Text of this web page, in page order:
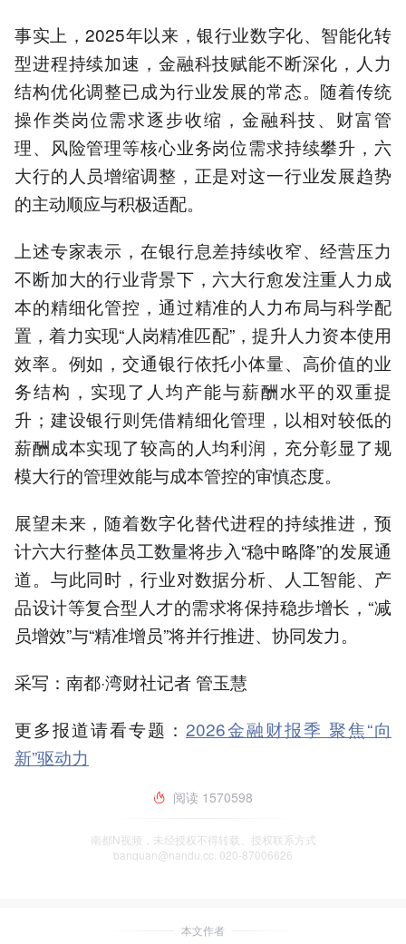
事实上，2025年以来，银行业数字化、智能化转
型进程持续加速，金融科技赋能不断深化，人力
结构优化调整已成为行业发展的常态。随着传统
操作类岗位需求逐步收缩，金融科技、财富管
理、风险管理等核心业务岗位需求持续攀升，六
大行的人员增缩调整，正是对这一行业发展趋势
的主动顺应与积极适配。
上述专家表示，在银行息差持续收窄、经营压力
不断加大的行业背景下，六大行愈发注重人力成
本的精细化管控，通过精准的人力布局与科学配
置，着力实现“人岗精准匹配”，提升人力资本使用
效率。例如，交通银行依托小体量、高价值的业
务结构，实现了人均产能与薪酬水平的双重提
升；建设银行则凭借精细化管理，以相对较低的
薪酬成本实现了较高的人均利润，充分彰显了规
模大行的管理效能与成本管控的审慎态度。
展望未来，随着数字化替代进程的持续推进，预
计六大行整体员工数量将步入“稳中略降”的发展通
道。与此同时，行业对数据分析、人工智能、产
品设计等复合型人才的需求将保持稳步增长，“减
员增效”与“精准增员”将并行推进、协同发力。
采写：南都·湾财社记者 管玉慧
更多报道请看专题： 2026金融财报季 聚焦“向
新”驱动力
阅读 1570598
南都N视频，未经授权不得转载、授权联系方式
banquan@nandu.cc. 020-87006626
本文作者